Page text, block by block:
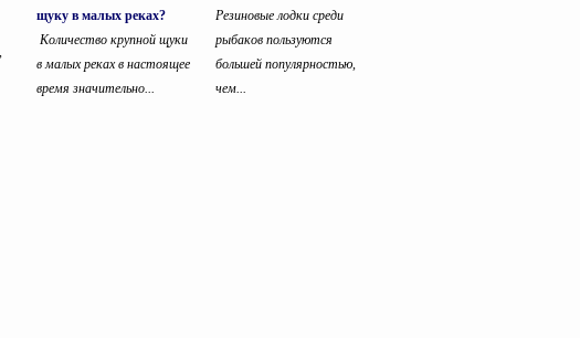
щуку в малых реках?
Количество крупной щуки
в малых реках в настоящее
время значительно...
Резиновые лодки среди
рыбаков пользуются
большей популярностью,
чем...